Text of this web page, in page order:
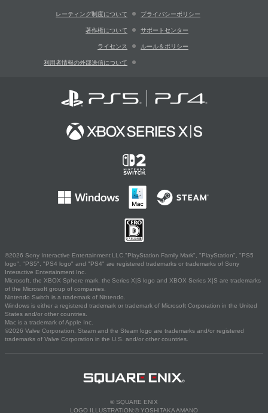
レーティング制度について プライバシーポリシー
著作権について サポートセンター
ライセンス ルール＆ポリシー
利用者情報の外部送信について
©2026 Sony Interactive Entertainment LLC."PlayStation Family Mark", "PlayStation", "PS5
logo", "PS5", "PS4 logo" and "PS4" are registered trademarks or trademarks of Sony
Interactive Entertainment Inc.
Microsoft, the XBOX Sphere mark, the Series X|S logo and XBOX Series X|S are trademarks
of the Microsoft group of companies.
Nintendo Switch is a trademark of Nintendo.
Windows is either a registered trademark or trademark of Microsoft Corporation in the United
States and/or other countries.
Mac is a trademark of Apple Inc.
©2026 Valve Corporation. Steam and the Steam logo are trademarks and/or registered
trademarks of Valve Corporation in the U.S. and/or other countries.
© SQUARE ENIX
LOGO ILLUSTRATION:© YOSHITAKA AMANO